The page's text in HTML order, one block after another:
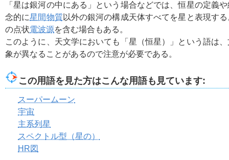
「星は銀河の中にある」という場合などでは、恒星の定義
念的に星間物質以外の銀河の構成天体すべてを星と表現する
の点状電波源を含む場合もある。
このように、天文学においても「星（恒星）」という語は
象が異なることがあるので注意が必要である。
この用語を見た方はこんな用語も見ています:
スーパームーン
宇宙
主系列星
スペクトル型（星の）
HR図